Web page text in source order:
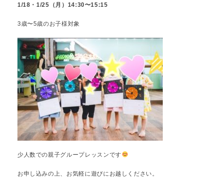
1/18・1/25（月）14:30〜15:15
3歳〜5歳のお子様対象
少人数での親子グループレッスンです
お申し込みの上、お気軽に遊びにお越しください。